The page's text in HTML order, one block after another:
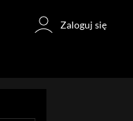
Zaloguj się